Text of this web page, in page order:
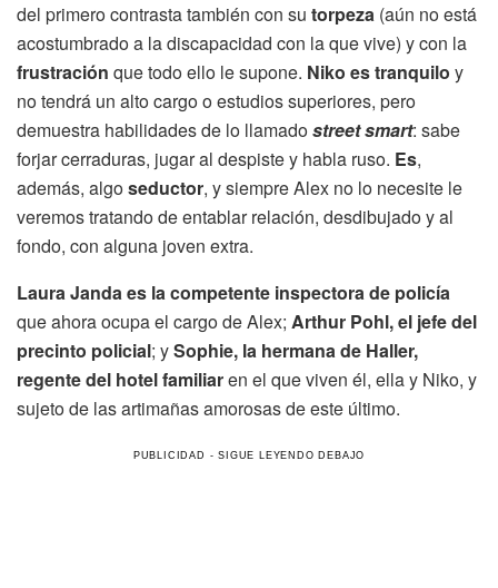
del primero contrasta también con su torpeza (aún no está
acostumbrado a la discapacidad con la que vive) y con la
frustración que todo ello le supone. Niko es tranquilo y
no tendrá un alto cargo o estudios superiores, pero
demuestra habilidades de lo llamadostreet smart: sabe
forjar cerraduras, jugar al despiste y habla ruso. Es,
además, algoseductor, y siempre Alex no lo necesite le
veremos tratando de entablar relación, desdibujado y al
fondo, con alguna joven extra.
Laura Janda es la competente inspectora de policía
que ahora ocupa el cargo de Alex; Arthur Pohl, el jefe del
precinto policial; ySophie, la hermana de Haller,
regente del hotel familiaren el que viven él, ella y Niko, y
sujeto de las artimañas amorosas de este último.